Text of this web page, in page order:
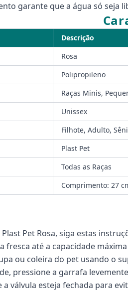
garante que a água só seja
Descrição
Rosa
Polipropileno
Raças Minis,
Unissex
Filhote, Adulto,
Plast Pet
Todas as Raças
Comprimento: 27
Pet Rosa, siga estas
fresca até a capacidade
ou coleira do pet usando o
pressione a garrafa
válvula esteja fechada para